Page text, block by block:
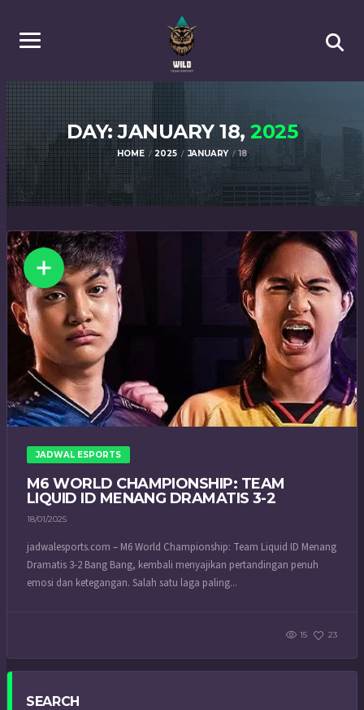
DAY: JANUARY 18,2025
HOME 2025 JANUARY 18
JADWAL ESPORTS
M6 WORLD CHAMPIONSHIP: TEAM
LIQUID ID MENANG DRAMATIS 3-2
18/01/2025
jadwalesports.com – M6 World Championship: Team Liquid ID Menang
Dramatis 3-2 Bang Bang, kembali menyajikan pertandingan penuh
emosi dan ketegangan. Salah satu laga paling...
15 23
SEARCH